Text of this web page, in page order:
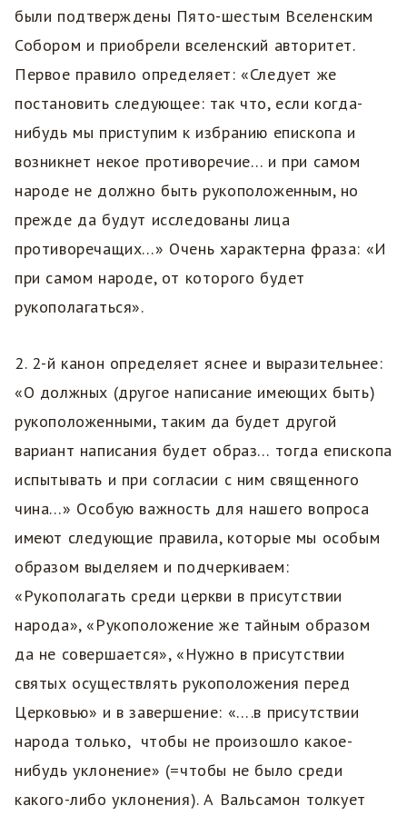
были подтверждены Пято-шестым Вселенским
Собором и приобрели вселенский авторитет.
Первое правило определяет: «Следует же
постановить следующее: так что, если когда-
нибудь мы приступим к избранию епископа и
возникнет некое противоречие… и при самом
народе не должно быть рукоположенным, но
прежде да будут исследованы лица
противоречащих…» Очень характерна фраза: «И
при самом народе, от которого будет
рукополагаться».
2. 2-й канон определяет яснее и выразительнее:
«О должных (другое написание имеющих быть)
рукоположенными, таким да будет другой
вариант написания будет образ… тогда епископа
испытывать и при согласии с ним священного
чина…» Особую важность для нашего вопроса
имеют следующие правила, которые мы особым
образом выделяем и подчеркиваем:
«Рукополагать среди церкви в присутствии
народа», «Рукоположение же тайным образом
да не совершается», «Нужно в присутствии
святых осуществлять рукоположения перед
Церковью» и в завершение: «….в присутствии
народа только, чтобы не произошло какое-
нибудь уклонение» (=чтобы не было среди
какого-либо уклонения). А Вальсамон толкует